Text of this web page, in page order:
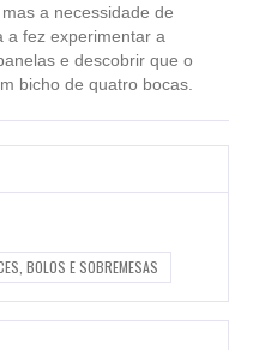
a necessidade de
a fez experimentar a
e descobrir que o
bicho de quatro bocas.
BOLOS E SOBREMESAS